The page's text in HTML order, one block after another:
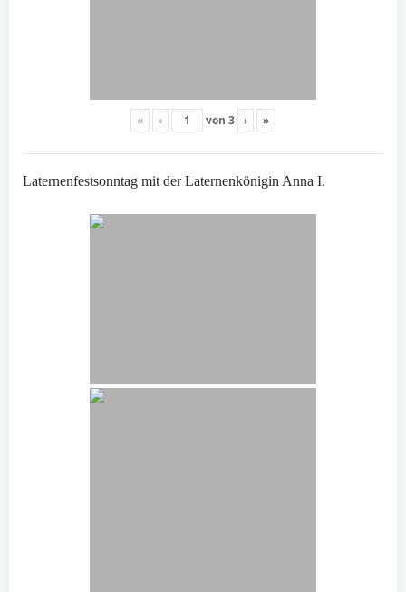
« ‹ von 3 › »
Laternenfestsonntag mit der Laternenkönigin Anna I.